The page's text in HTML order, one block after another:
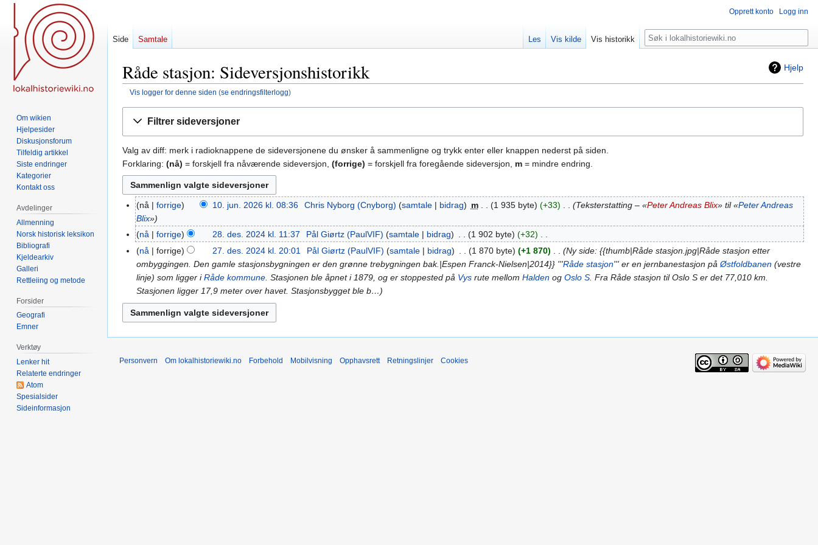
Hjelp
Råde stasjon: Sideversjonshistorikk
Vis logger for denne siden (se endringsfilterlogg)
Filtrer sideversjoner
Valg av diff: merk i radioknappene de sideversjonene du ønsker å sammenligne og trykk enter eller knappen nederst på siden.
Forklaring: (nå) = forskjell fra nåværende sideversjon, (forrige) = forskjell fra foregående sideversjon, m = mindre endring.
10.
jun.
2026
nå forrige 10. jun. 2026 kl. 08:36 Chris Nyborg (Cnyborg) samtale bidrag m 1 935 byte +33 Teksterstatting – «Peter Andreas Blix» til «Peter Andreas
Blix»
28.
des.
2024
nå forrige 28. des. 2024 kl. 11:37 Pål Giørtz (PaulVIF) samtale bidrag 1 902 byte +32
I
n
g
e
n
r
d
27.
des.
2024
nå forrige 27. des. 2024 kl. 20:01 Pål Giørtz (PaulVIF) samtale bidrag 1 870 byte +1 870
Ny side: {{thumb|Råde stasjon.jpg|Råde stasjon etter
ombyggingen. Den gamle stasjonsbygningen er den grønne trebygningen bak.|Espen Franck-Nielsen|2014}} '''Råde stasjon''' er en jernbanestasjon påØstfoldbanen (vestre
linje) som ligger iRåde kommune . Stasjonen ble åpnet i 1879, og er stoppested på Vys rute mellomHalden ogOslo S . Fra Råde stasjon til Oslo S er det 77,010 km.
Stasjonen ligger 17,9 meter over havet. Stasjonsbygget ble b…
Opprett konto Logg inn
Side Samtale Les Vis kilde Vis historikk Søk
Om wikien
Hjelpesider
Diskusjonsforum
Tilfeldig artikkel
Siste endringer
Kategorier
Kontakt oss
Avdelinger
Allmenning
Norsk historisk leksikon
Bibliografi
Kjeldearkiv
Galleri
Rettleiing og metode
Forsider
Geografi
Emner
Verktøy
Lenker hit
Relaterte endringer
Atom
Spesialsider
Sideinformasjon
Personvern Om lokalhistoriewiki.no Forbehold Mobilvisning Opphavsrett Retningslinjer Cookies